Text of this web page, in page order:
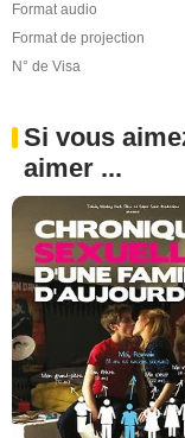
Format audio
Format de projection
N° de Visa
Si vous
aimer ...